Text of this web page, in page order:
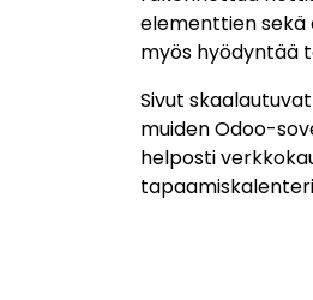
elementtien sekä
myös hyödyntää
Sivut
muiden Odoo-
helposti